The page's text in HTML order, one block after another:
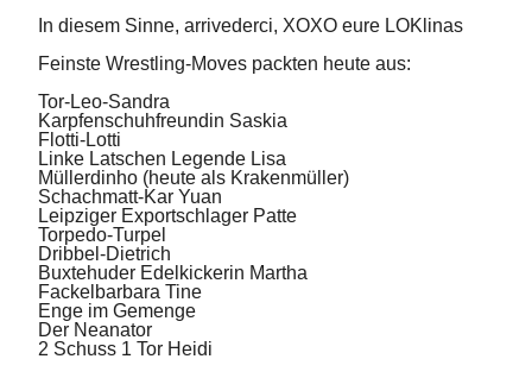
In diesem Sinne, arrivederci, XOXO eure LOKlinas
Feinste Wrestling-Moves packten heute aus:
Tor-Leo-Sandra
Karpfenschuhfreundin Saskia
Flotti-Lotti
Linke Latschen Legende Lisa
Müllerdinho (heute als Krakenmüller)
Schachmatt-Kar Yuan
Leipziger Exportschlager Patte
Torpedo-Turpel
Dribbel-Dietrich
Buxtehuder Edelkickerin Martha
Fackelbarbara Tine
Enge im Gemenge
Der Neanator
2 Schuss 1 Tor Heidi